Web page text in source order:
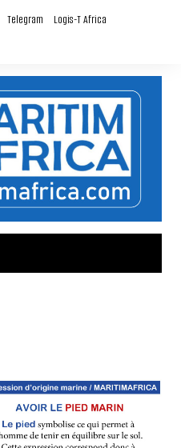
Telegram Logis-T Africa